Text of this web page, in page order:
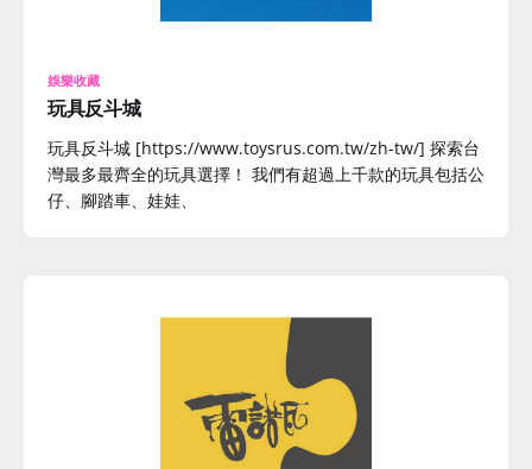
娛樂收藏
玩具反斗城
玩具反斗城 [https://www.toysrus.com.tw/zh-tw/] 探索台
灣最多最齊全的玩具選擇！ 我們有超過上千款的玩具包括公
仔、腳踏車、娃娃、